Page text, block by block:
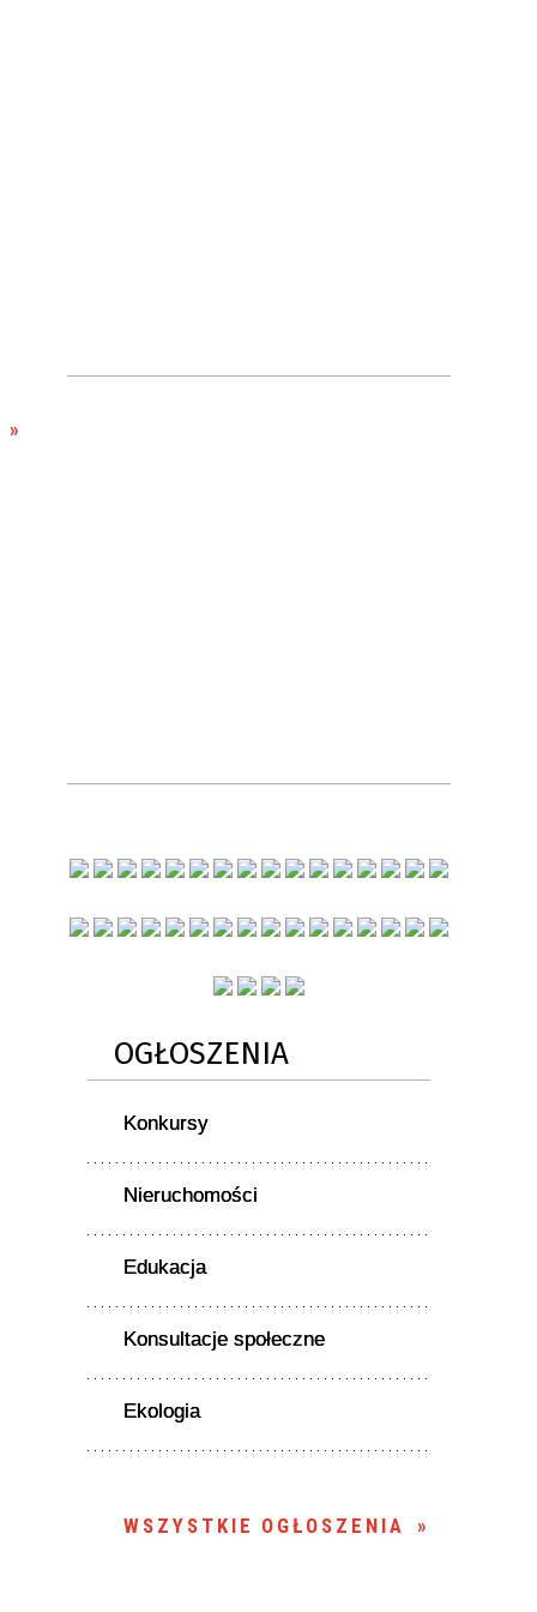
OGŁOSZENIA
Konkursy
Nieruchomości
Edukacja
Konsultacje społeczne
Ekologia
WSZYSTKIE OGŁOSZENIA